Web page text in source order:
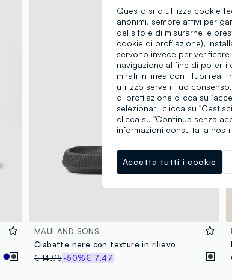
MAUI AND SONS
Ciabatte nere con texture in rilievo
€ 14,95-50%€ 7,47
Questo sito utilizza cookie
anonimi, sempre attivi per
del sito e di misurarne le
cookie di profilazione),
servono invece per
navigazione al fine di poterti
mirati in linea con i tuoi reali
utilizzo serve il tuo
di profilazione clicca su
selezionarli clicca su
clicca su "Continua senza
informazioni consulta la
Accetta tutti i cookie